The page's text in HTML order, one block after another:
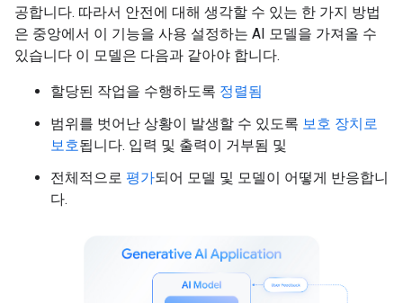
공합니다. 따라서 안전에 대해 생각할 수 있는 한 가지 방법
은 중앙에서 이 기능을 사용 설정하는 AI 모델을 가져올 수
있습니다 이 모델은 다음과 같아야 합니다.
할당된 작업을 수행하도록 정렬됨
범위를 벗어난 상황이 발생할 수 있도록 보호 장치로
보호됩니다. 입력 및 출력이 거부됨 및
전체적으로 평가되어 모델 및 모델이 어떻게 반응합니
다.